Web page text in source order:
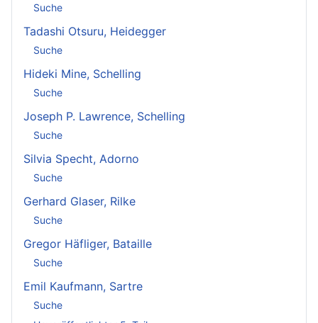
Suche
Tadashi Otsuru, Heidegger
Suche
Hideki Mine, Schelling
Suche
Joseph P. Lawrence, Schelling
Suche
Silvia Specht, Adorno
Suche
Gerhard Glaser, Rilke
Suche
Gregor Häfliger, Bataille
Suche
Emil Kaufmann, Sartre
Suche